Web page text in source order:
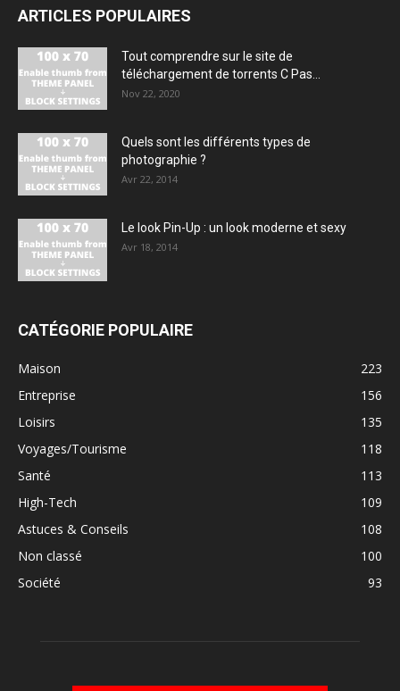
ARTICLES POPULAIRES
Tout comprendre sur le site de
téléchargement de torrents C Pas...
Nov 22, 2020
Quels sont les différents types de
photographie ?
Avr 22, 2014
Le look Pin-Up : un look moderne et sexy
Avr 18, 2014
CATÉGORIE POPULAIRE
Maison
223
Entreprise
156
Loisirs
135
Voyages/Tourisme
118
Santé
113
High-Tech
109
Astuces & Conseils
108
Non classé
100
Société
93